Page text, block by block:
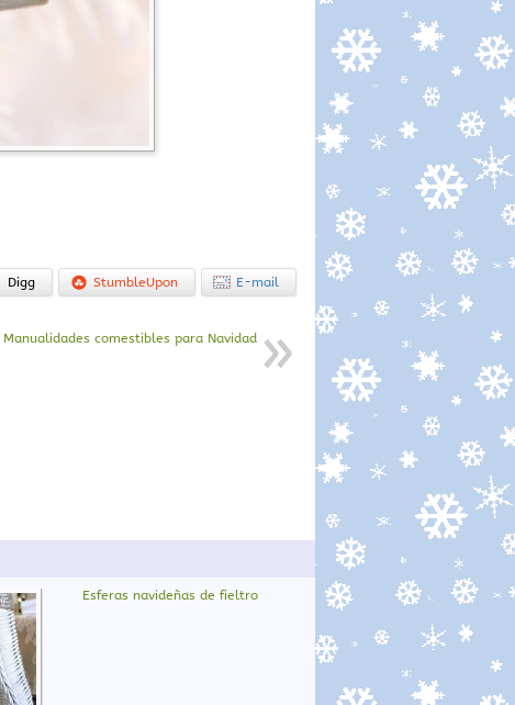
Digg StumbleUpon E-mail
Manualidades comestibles para Navidad
Esferas navideñas de fieltro